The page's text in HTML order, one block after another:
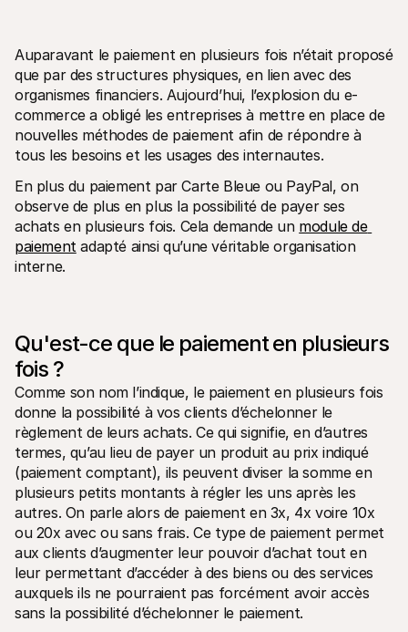
Ressources techniques
Portail développeurs
Découvrez les ressources de développement et les mises à
Bibliothèques
Intégrez Mollie avec des packages prêts à l'emploi
Communauté Discord
Rejoignez notre communauté de développeurs
API
À propos de Mollie
Tarifs
Consultez nos tarifs
Lire les dernières actualités de
Mollie
Nous rejoindre
Rejoignez notre équipe - nous
recrutons !
Contact
Pour les consommateurs
Découvrez pourquoi Mollie figure sur votre relevé bancaire
Pour les clients Mollie
Contactez notre équipe support
Pour obtenir un devis
Découvrez comment nous pouvons aider votre entreprise
Auparavant le paiement en plusieurs fois n’était proposé
que par des structures physiques, en lien avec des
organismes financiers. Aujourd’hui, l’explosion du e-
commerce a obligé les entreprises à mettre en place de
nouvelles méthodes de paiement afin de répondre à
tous les besoins et les usages des internautes.
En plus du paiement par Carte Bleue ou PayPal, on
observe de plus en plus la possibilité de payer ses
achats en plusieurs fois. Cela demande un module de
paiement adapté ainsi qu’une véritable organisation
interne.
Qu'est-ce que le paiement en plusieurs
fois ?
Comme son nom l’indique, le paiement en plusieurs fois
donne la possibilité à vos clients d’échelonner le
règlement de leurs achats. Ce qui signifie, en d’autres
termes, qu’au lieu de payer un produit au prix indiqué
(paiement comptant), ils peuvent diviser la somme en
plusieurs petits montants à régler les uns après les
autres. On parle alors de paiement en 3x, 4x voire 10x
ou 20x avec ou sans frais. Ce type de paiement permet
aux clients d’augmenter leur pouvoir d’achat tout en
leur permettant d’accéder à des biens ou des services
auxquels ils ne pourraient pas forcément avoir accès
sans la possibilité d’échelonner le paiement.